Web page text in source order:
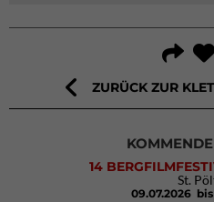
ZURÜCK ZUR
14
St.
09.07.2026